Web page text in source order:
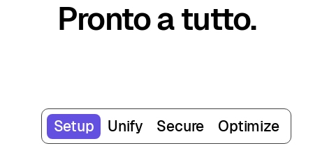
Pronto a tutto.
Setup Unify Secure Optimize